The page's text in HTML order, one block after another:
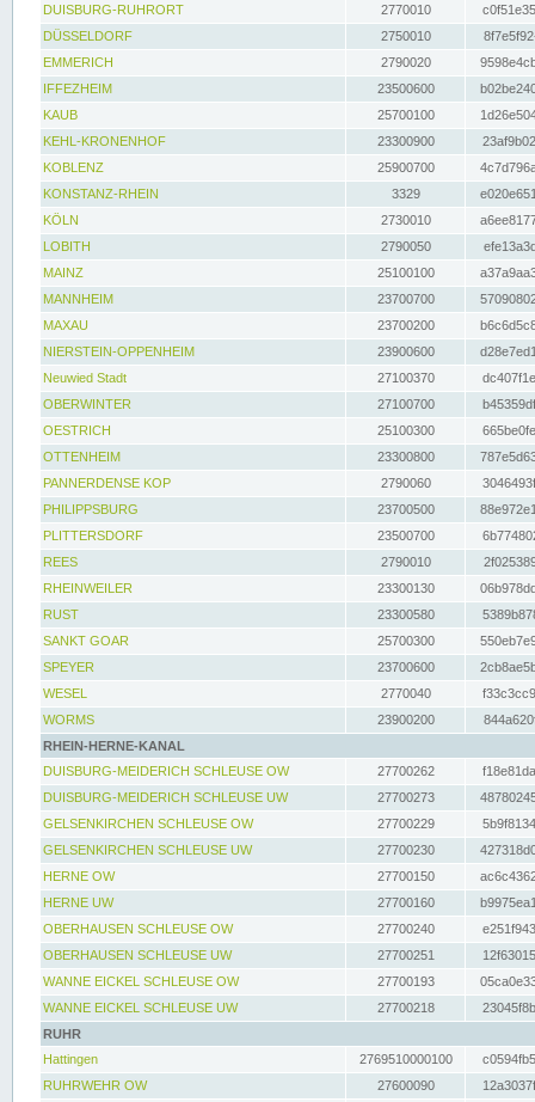
DUISBURG-RUHRORT
2770010
DÜSSELDORF
2750010
EMMERICH
2790020
IFFEZHEIM
23500600
KAUB
25700100
KEHL-KRONENHOF
23300900
KOBLENZ
25900700
KONSTANZ-RHEIN
3329
KÖLN
2730010
LOBITH
2790050
MAINZ
25100100
MANNHEIM
23700700
MAXAU
23700200
NIERSTEIN-OPPENHEIM
23900600
Neuwied Stadt
27100370
OBERWINTER
27100700
OESTRICH
25100300
OTTENHEIM
23300800
PANNERDENSE KOP
2790060
PHILIPPSBURG
23700500
PLITTERSDORF
23500700
REES
2790010
RHEINWEILER
23300130
RUST
23300580
SANKT GOAR
25700300
SPEYER
23700600
WESEL
2770040
WORMS
23900200
RHEIN-HERNE-KANAL
DUISBURG-MEIDERICH SCHLEUSE OW
27700262
DUISBURG-MEIDERICH SCHLEUSE UW
27700273
GELSENKIRCHEN SCHLEUSE OW
27700229
GELSENKIRCHEN SCHLEUSE UW
27700230
HERNE OW
27700150
HERNE UW
27700160
OBERHAUSEN SCHLEUSE OW
27700240
OBERHAUSEN SCHLEUSE UW
27700251
WANNE EICKEL SCHLEUSE OW
27700193
WANNE EICKEL SCHLEUSE UW
27700218
RUHR
Hattingen
2769510000100
RUHRWEHR OW
27600090